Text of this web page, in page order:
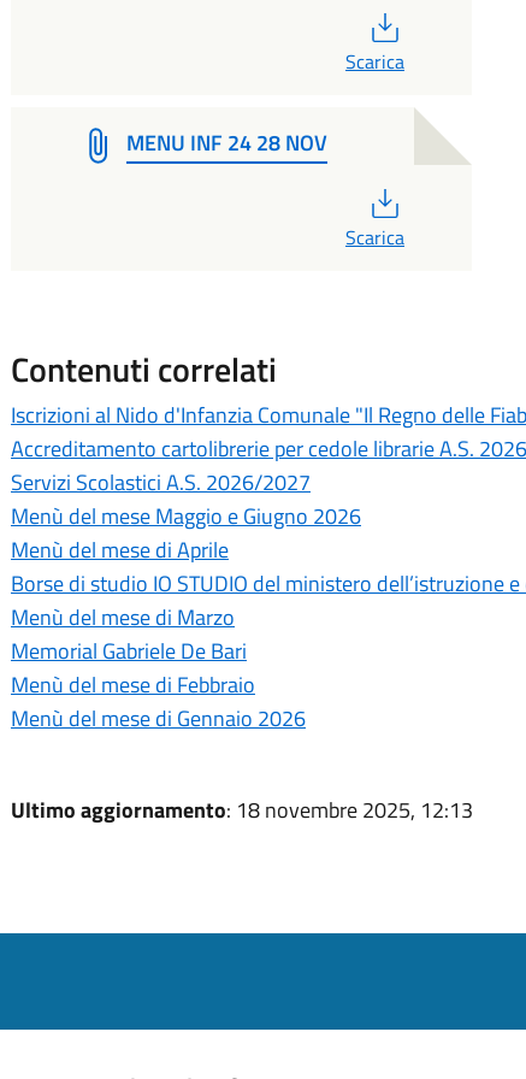
Scarica
MENU INF 24 28 NOV
Scarica
Contenuti correlati
Iscrizioni al Nido d'Infanzia Comunale "Il Regno delle
Accreditamento cartolibrerie per cedole librarie A.S.
Servizi Scolastici A.S. 2026/2027
Menù del mese Maggio e Giugno 2026
Menù del mese di Aprile
Borse di studio IO STUDIO del ministero dell’istruzione
Menù del mese di Marzo
Memorial Gabriele De Bari
Menù del mese di Febbraio
Menù del mese di Gennaio 2026
Ultimo aggiornamento: 18 novembre 2025, 12:13